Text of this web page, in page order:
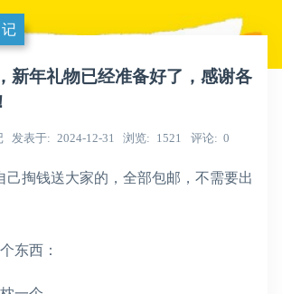
新年礼物已经准备好了，感谢各
发表于 2024-12-31 浏览 1521 评论 0
己掏钱送大家的，全部包邮，不需要出
东西：